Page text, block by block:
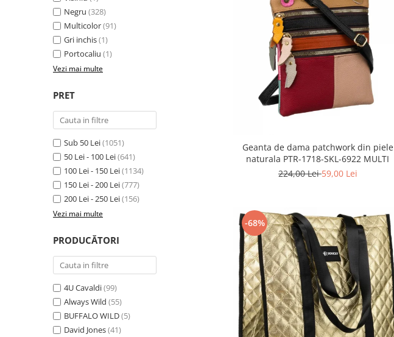
Negru (328)
Multicolor(91)
Gri inchis(1)
Portocaliu (1)
Vezi mai multe
PRET
Sub 50 Lei(1051)
50 Lei - 100 Lei(641)
100 Lei - 150 Lei(1134)
150 Lei - 200 Lei(777)
200 Lei - 250 Lei(156)
Vezi mai multe
PRODUCĂTORI
4U Cavaldi(99)
Always Wild (55)
BUFFALO WILD(5)
David Jones(41)
Geanta de dama patchwork din piele
naturala PTR-1718-SKL-6922 MULTI
224,00 Lei59,00 Lei
-68%